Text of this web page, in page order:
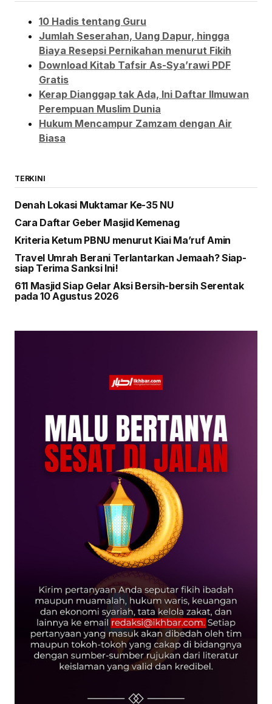
10 Hadis tentang Guru
Jumlah Seserahan, Uang Dapur, hingga
Biaya Resepsi Pernikahan menurut Fikih
Download Kitab Tafsir As-Sya’rawi PDF
Gratis
Kerap Dianggap tak Ada, Ini Daftar Ilmuwan
Perempuan Muslim Dunia
Hukum Mencampur Zamzam dengan Air
Biasa
TERKINI
Denah Lokasi Muktamar Ke-35 NU
Cara Daftar Geber Masjid Kemenag
Kriteria Ketum PBNU menurut Kiai Ma’ruf Amin
Travel Umrah Berani Terlantarkan Jemaah? Siap-
siap Terima Sanksi Ini!
611 Masjid Siap Gelar Aksi Bersih-bersih Serentak
pada 10 Agustus 2026